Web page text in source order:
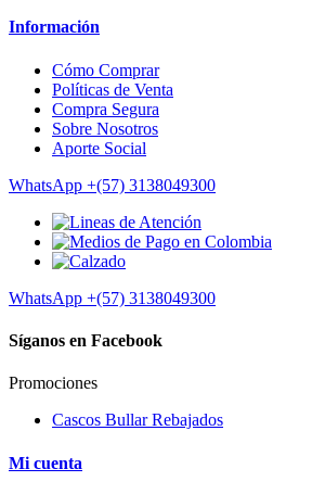
Información
Cómo Comprar
Políticas de Venta
Compra Segura
Sobre Nosotros
Aporte Social
WhatsApp +(57) 3138049300
WhatsApp +(57) 3138049300
Síganos en Facebook
Promociones
Cascos Bullar Rebajados
Mi cuenta